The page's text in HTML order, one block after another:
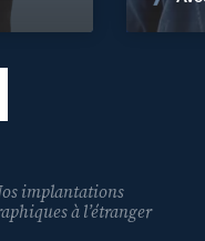
implantations
à l’étranger